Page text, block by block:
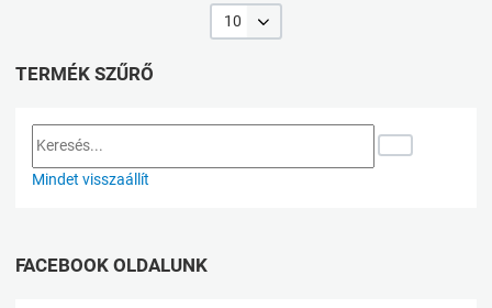
TERMÉK SZŰRŐ
Mindet visszaállít
FACEBOOK OLDALUNK
10